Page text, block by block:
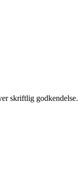
skriftlig godkendelse.